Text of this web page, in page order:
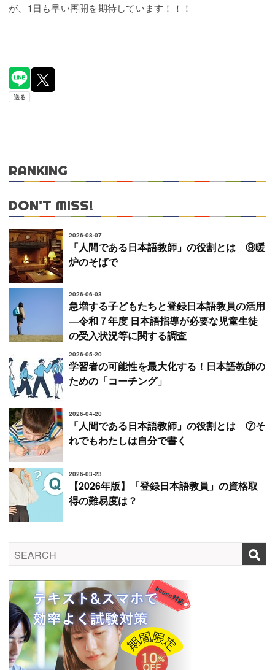
が、1日も早い再開を期待しています！！！
RANKING
DON'T MISS!
2026-08-07
「人間である日本語教師」の役割とは ⑨暖
炉のそばで
2026-06-03
急増する子どもたちと登録日本語教員の活用
―令和７年度 日本語指導が必要な児童生徒
の受入状況等に関する調査
2026-05-20
学習者の可能性を最大化する！日本語教師の
ための「コーチング」
2026-04-20
「人間である日本語教師」の役割とは ⑦そ
れでもわたしは自分で書く
2026-03-23
【2026年版】「登録日本語教員」の資格取
得の難易度は？